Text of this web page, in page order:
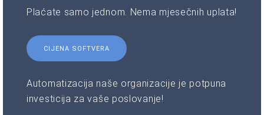
Plaćate samo jednom. Nema mjesečnih uplata!
CIJENA SOFTVERA
Automatizacija naše organizacije je potpuna
investicija za vaše poslovanje!